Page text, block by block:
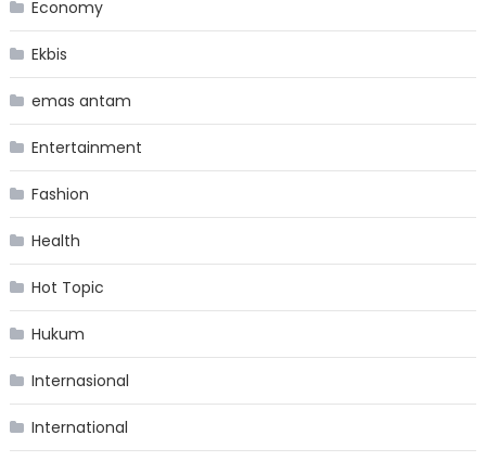
Economy
Ekbis
emas antam
Entertainment
Fashion
Health
Hot Topic
Hukum
Internasional
International